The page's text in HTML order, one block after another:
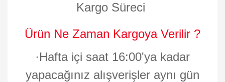
Kargo Süreci
Ürün Ne Zaman Kargoya Verilir ?
·Hafta içi saat 16:00'ya kadar
yapacağınız alışverişler aynı gün